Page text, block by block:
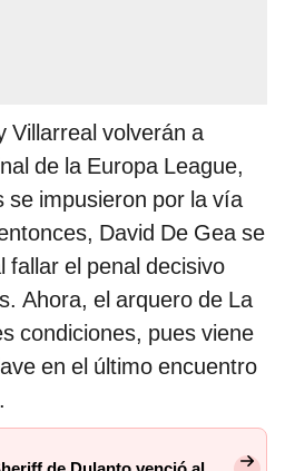
Villarreal volverán a
de la Europa League,
se impusieron por la vía
David De Gea se
fallar el penal decisivo
Ahora, el arquero de La
condiciones, pues viene
en el último encuentro